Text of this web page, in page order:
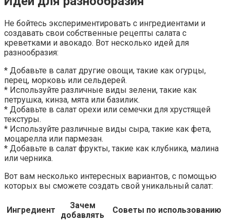
Не бойтесь экспериментировать с ингредиентами и
создавать свои собственные рецепты салата с
креветками и авокадо. Вот несколько идей для
разнообразия:
* Добавьте в салат другие овощи, такие как огурцы,
перец, морковь или сельдерей.
* Используйте различные виды зелени, такие как
петрушка, кинза, мята или базилик.
* Добавьте в салат орехи или семечки для хрустящей
текстуры.
* Используйте различные виды сыра, такие как фета,
моцарелла или пармезан.
* Добавьте в салат фрукты, такие как клубника, малина
или черника.
Вот вам несколько интересных вариантов, с помощью
которых вы сможете создать свой уникальный салат:
Ингредиент
Зачем
добавлять
Советы по использованию